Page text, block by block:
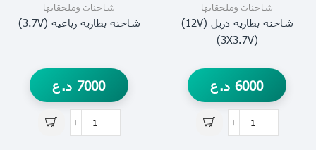
شاحنات وملحقاتها
شاحنة بطارية دريل (12V)
(3X3.7V)
6000 د.ع
شاحنات وملحقاتها
شاحنة بطارية رباعية (3.7V)
7000 د.ع